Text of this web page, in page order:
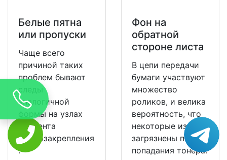
Белые пятна
или пропуски
Чаще всего
причиной таких
проблем бывают
следы
аналогичной
формы на узлах
элемента
термозакрепления
.
Фон на
обратной
стороне листа
В цепи передачи
бумаги участвуют
множество
роликов, и велика
вероятность, что
некоторые из них
загрязнены после
попадания тонера.